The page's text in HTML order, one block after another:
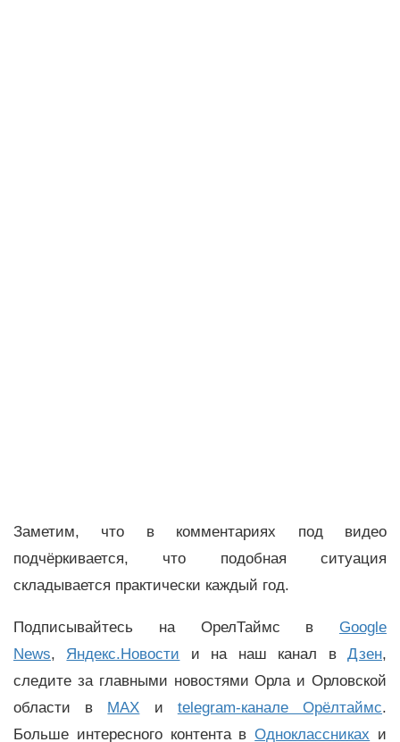
Заметим, что в комментариях под видео
подчёркивается, что подобная ситуация
складывается практически каждый год.
Подписывайтесь на ОрелТаймс в Google
News, Яндекс.Новости и на наш канал вДзен,
следите за главными новостями Орла и Орловской
области в MAX и telegram-канале Орёлтаймс.
Больше интересного контента вОдноклассниках и